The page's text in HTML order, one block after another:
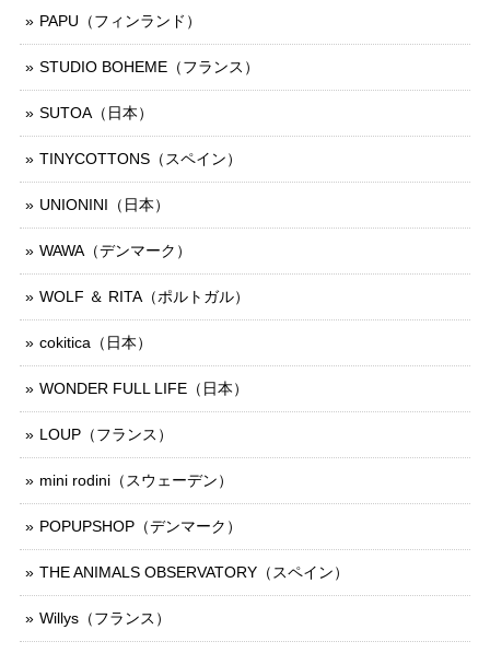
PAPU（フィンランド）
STUDIO BOHEME（フランス）
SUTOA（日本）
TINYCOTTONS（スペイン）
UNIONINI（日本）
WAWA（デンマーク）
WOLF ＆ RITA（ポルトガル）
cokitica（日本）
WONDER FULL LIFE（日本）
LOUP（フランス）
mini rodini（スウェーデン）
POPUPSHOP（デンマーク）
THE ANIMALS OBSERVATORY（スペイン）
Willys（フランス）